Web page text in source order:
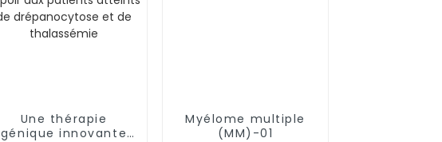
Une thérapie
génique innovante
Myélome multiple
(MM)-01